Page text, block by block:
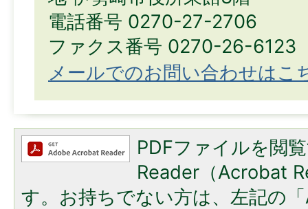
電話番号 0270-27-2706
ファクス番号 0270-26-6123
メールでのお問い合わせはこ
PDFファイルを閲
Reader（Acrobat
す。お持ちでない方は、左記の